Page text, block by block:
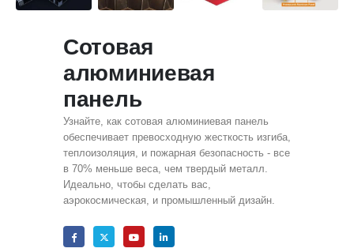
Сотовая
алюминиевая
панель
Узнайте, как сотовая алюминиевая панель
обеспечивает превосходную жесткость изгиба,
теплоизоляция, и пожарная безопасность - все
в 70% меньше веса, чем твердый металл.
Идеально, чтобы сделать вас,
аэрокосмическая, и промышленный дизайн.